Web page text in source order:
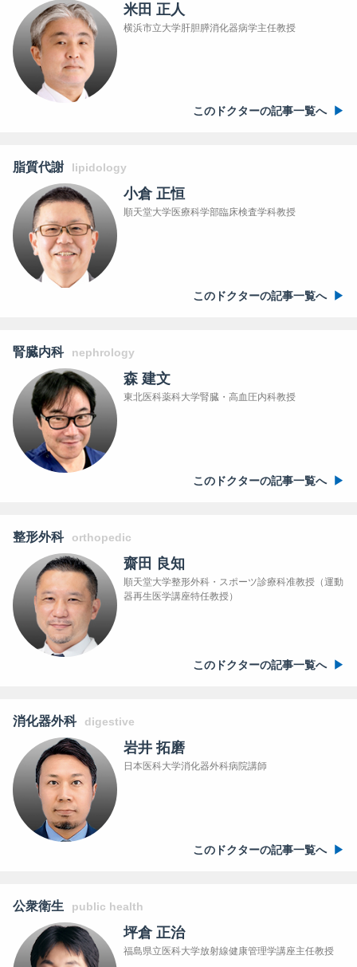
米田 正人
横浜市立大学肝胆膵消化器病学主任教授
このドクターの記事一覧へ
脂質代謝 lipidology
小倉 正恒
順天堂大学医療科学部臨床検査学科教授
このドクターの記事一覧へ
腎臓内科 nephrology
森 建文
東北医科薬科大学腎臓・高血圧内科教授
このドクターの記事一覧へ
整形外科 orthopedic
齋田 良知
順天堂大学整形外科・スポーツ診療科准教授（運動
器再生医学講座特任教授）
このドクターの記事一覧へ
消化器外科 digestive
岩井 拓磨
日本医科大学消化器外科病院講師
このドクターの記事一覧へ
公衆衛生 public health
坪倉 正治
福島県立医科大学放射線健康管理学講座主任教授